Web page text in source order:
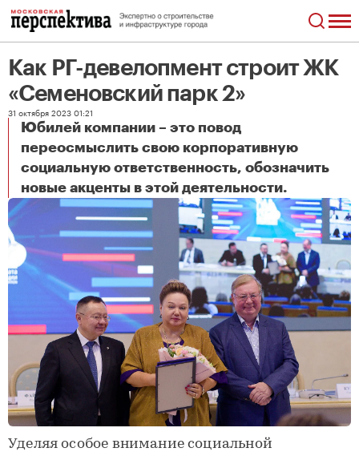
Как РГ-девелопмент строит ЖК
«Семеновский парк 2»
31 октября 2023 01:21
Юбилей компании – это повод
переосмыслить свою корпоративную
социальную ответственность, обозначить
новые акценты в этой деятельности.
Как РГ-девелопмент строит ЖК «Семеновский парк 2»
Уделяя особое внимание социальной